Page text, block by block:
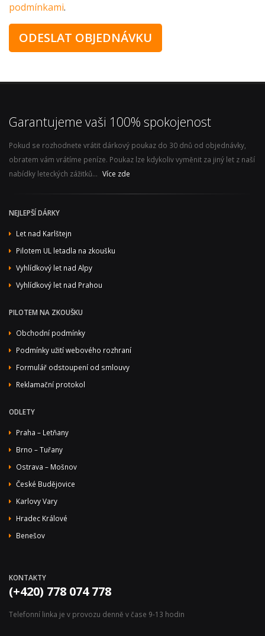
podmínkami.
Garantujeme vaši 100% spokojenost
Pokud se rozhodnete vrátit dárkový poukaz do 30 dnů od objednávky,
obratem vám vrátíme peníze. Poukaz lze kdykoliv vyměnit za jiný let z naší
nabídky leteckých zážitků... Více zde
NEJLEPŠÍ DÁRKY
Let nad Karlštejn
Pilotem UL letadla na zkoušku
Vyhlídkový let nad Alpy
Vyhlídkový let nad Prahou
PILOTEM NA ZKOUŠKU
Obchodní podmínky
Podmínky užití webového rozhraní
Formulář odstoupení od smlouvy
Reklamační protokol
ODLETY
Praha – Letňany
Brno – Tuřany
Ostrava – Mošnov
České Budějovice
Karlovy Vary
Hradec Králové
Benešov
KONTAKTY
(+420) 778 074 778
Telefonní linka je v provozu denně v čase 9-13 hodin